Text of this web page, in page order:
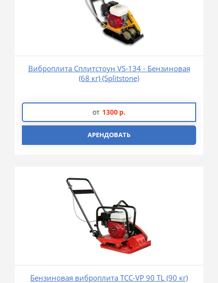
Виброплита Сплитстоун VS-134 - Бензиновая
(68 кг) (Splitstone)
от 1300 р.
АРЕНДОВАТЬ
Бензиновая виброплита ТСС-VP 90 TL (90 кг)